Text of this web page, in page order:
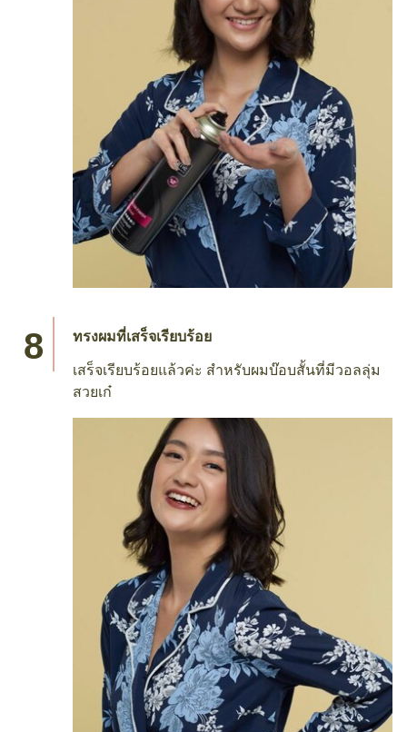
ทรงผมที่เสร็จเรียบร้อย
เสร็จเรียบร้อยแล้วค่ะ สำหรับผมบ๊อบสั้นที่มีวอลลุ่ม
สวยเก๋